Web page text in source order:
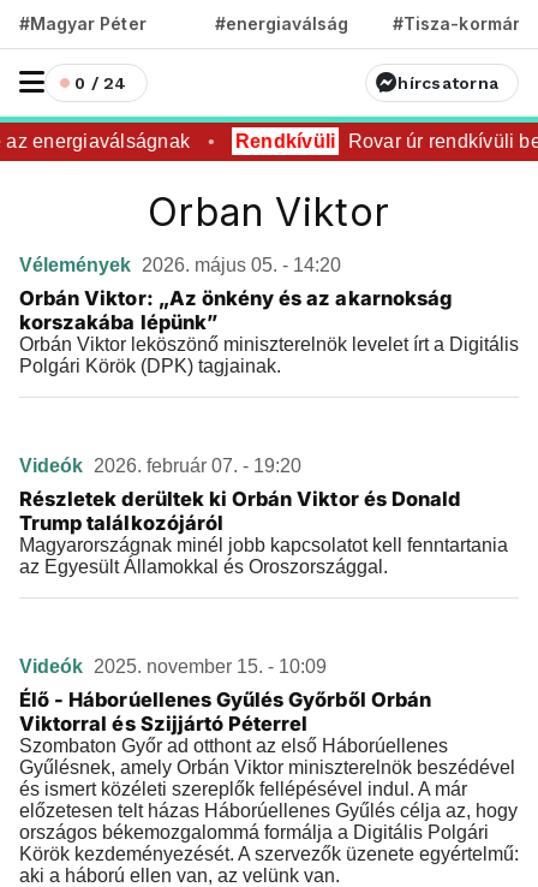
#Magyar Péter #energiaválság #Tisza-kormány
0 / 24 hírcsatorna
energiaválságnak Rendkívüli Rovar úr rendkívüli
Orban Viktor
Vélemények 2026. május 05. - 14:20
Orbán Viktor: „Az önkény és az akarnokság
korszakába lépünk”
Orbán Viktor leköszönő miniszterelnök levelet írt a Digitális
Polgári Körök (DPK) tagjainak.
Videók 2026. február 07. - 19:20
Részletek derültek ki Orbán Viktor és Donald
Trump találkozójáról
Magyarországnak minél jobb kapcsolatot kell fenntartania
az Egyesült Államokkal és Oroszországgal.
Videók 2025. november 15. - 10:09
Élő - Háborúellenes Gyűlés Győrből Orbán
Viktorral és Szijjártó Péterrel
Szombaton Győr ad otthont az első Háborúellenes
Gyűlésnek, amely Orbán Viktor miniszterelnök beszédével
és ismert közéleti szereplők fellépésével indul. A már
előzetesen telt házas Háborúellenes Gyűlés célja az, hogy
országos békemozgalommá formálja a Digitális Polgári
Körök kezdeményezését. A szervezők üzenete egyértelmű:
aki a háború ellen van, az velünk van.